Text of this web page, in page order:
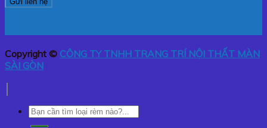
Copyright © CÔNG TY TNHH TRANG TRÍ NỘI THẤT MÀN
SÀI GÒN
Tìm
kiếm: